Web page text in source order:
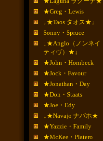
★Greg・Lewis
↓★Taos タオス★↓
Sonny・Spruce
↓★Anglo（ノンネイ
ティヴ）★↓
★John・Hornbeck
★Jock・Favour
★Jonathan・Day
★Don・Staats
★Joe・Edy
↓★Navajo ナバホ★
★Yazzie・Family
★McKee・Platero